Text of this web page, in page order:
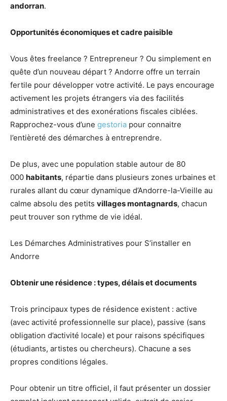
andorran.
Opportunités économiques et cadre paisible
Vous êtes freelance ? Entrepreneur ? Ou simplement en
quête d’un nouveau départ ? Andorre offre un terrain
fertile pour développer votre activité. Le pays encourage
activement les projets étrangers via des facilités
administratives et des exonérations fiscales ciblées.
Rapprochez-vous d’une gestoria pour connaitre
l’entièreté des démarches à entreprendre.
De plus, avec une population stable autour de 80
000 habitants, répartie dans plusieurs zones urbaines et
rurales allant du cœur dynamique d’Andorre-la-Vieille au
calme absolu des petits villages montagnards, chacun
peut trouver son rythme de vie idéal.
Les Démarches Administratives pour S’installer en
Andorre
Obtenir une résidence : types, délais et documents
Trois principaux types de résidence existent : active
(avec activité professionnelle sur place), passive (sans
obligation d’activité locale) et pour raisons spécifiques
(étudiants, artistes ou chercheurs). Chacune a ses
propres conditions légales.
Pour obtenir un titre officiel, il faut présenter un dossier